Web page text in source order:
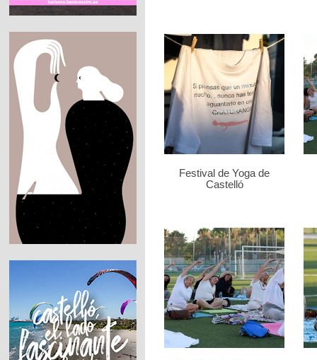
Festival de Yoga de
Castelló